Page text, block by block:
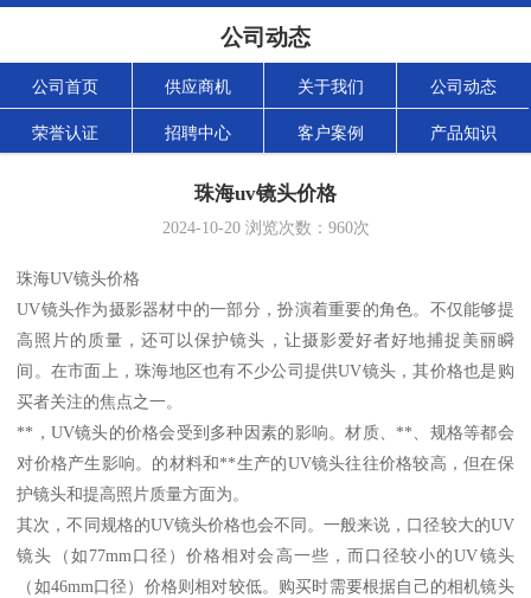
公司动态
公司首页 供应商机 关于我们 公司动态
荣誉认证 招聘中心 客户案例 产品知识
珠海uv镜头价格
2024-10-20浏览次数： 960次
珠海UV镜头价格
UV镜头作为摄影器材中的一部分，扮演着重要的角色。不仅能够提
高照片的质量，还可以保护镜头，让摄影爱好者好地捕捉美丽瞬
间。在市面上，珠海地区也有不少公司提供UV镜头，其价格也是购
买者关注的焦点之一。
**，UV镜头的价格会受到多种因素的影响。材质、**、规格等都会
对价格产生影响。的材料和**生产的UV镜头往往价格较高，但在保
护镜头和提高照片质量方面为。
其次，不同规格的UV镜头价格也会不同。一般来说，口径较大的UV
镜头（如77mm口径）价格相对会高一些，而口径较小的UV镜头
（如46mm口径）价格则相对较低。购买时需要根据自己的相机镜头